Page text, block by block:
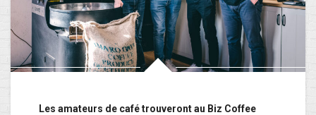
Les amateurs de café trouveront au Biz Coffee